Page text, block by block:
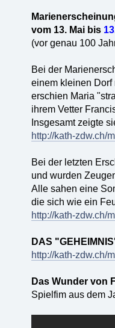
vom 13. Mai bis
(vor genau 100
Bei der
einem kleinen Dorf
erschien Maria
ihrem Vetter
Insgesamt zeigte
http://kath-zdw.ch/
Bei der letzten
und wurden
Alle sahen eine
die sich wie ein
http://kath-zdw.ch/
DAS
http://kath-zdw.ch/
Das Wunder von
Spielfim aus dem